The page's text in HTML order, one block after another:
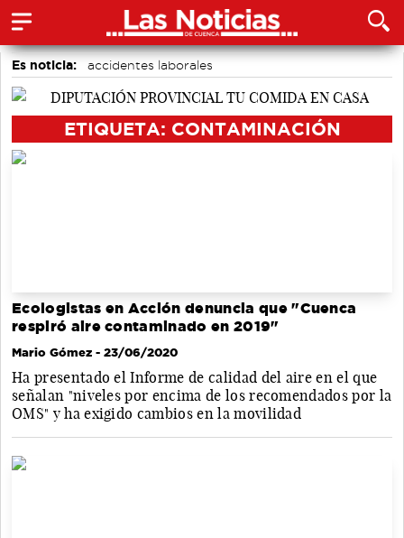
Es noticia:
accidentes laborales
Actividades culturales en Cuenca
ETIQUETA: CONTAMINACIÓN
Ecologistas en Acción denuncia que "Cuenca
respiró aire contaminado en 2019"
Mario Gómez - 23/06/2020
Ha presentado el Informe de calidad del aire en el que
señalan "niveles por encima de los recomendados por la
OMS" y ha exigido cambios en la movilidad